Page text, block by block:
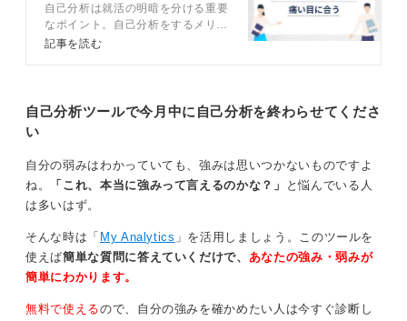
がる方法を解説
自己分析は就活の明暗を分ける重要
なポイント。自己分析をするメリッ
トや自己分析のやり方、注意点など
しょう。
記事を読む
自己分析ツールで今月中に自己分析を終わらせてくださ
い
自分の弱みはわかっていても、強みは思いつかないものですよ
ね。
「これ、本当に強みって言えるのかな？」
と悩んでいる人
は多いはず。
そんな時は「 My Analytics 」を活用しましょう。このツールを
使えば簡単な質問に答えていくだけで、 あなたの強み・弱みが
簡単にわかります。
無料で使えるので、自分の強みを確かめたい人は今すぐ診断し